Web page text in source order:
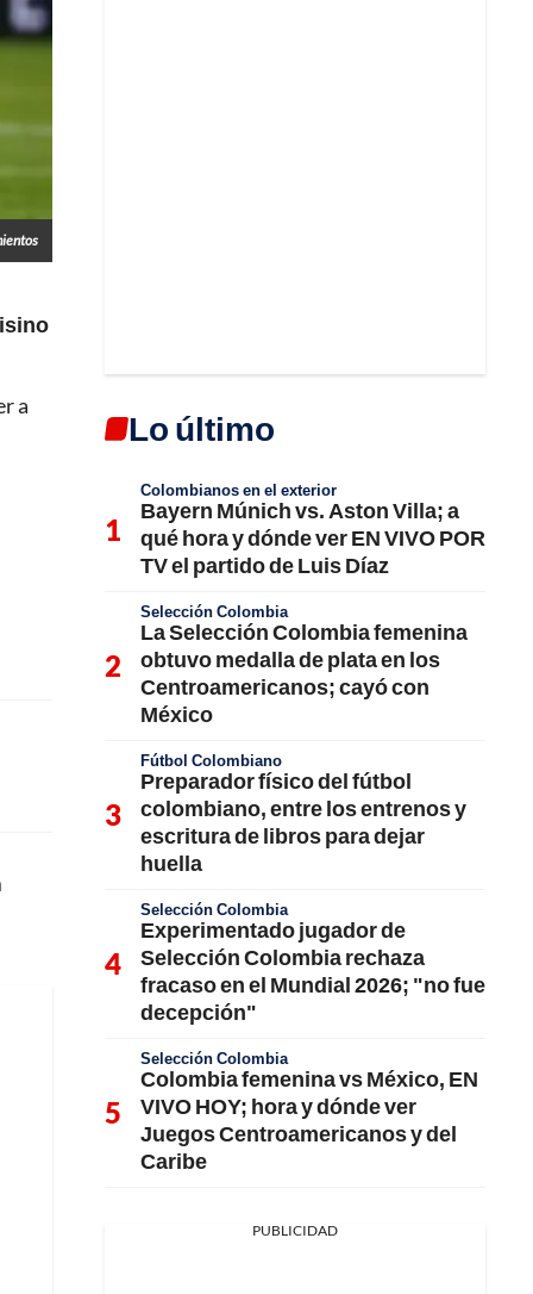
a
Lo último
Colombianos en el exterior
Bayern Múnich vs. Aston Villa; a
qué hora y dónde ver EN VIVO POR
TV el partido de Luis Díaz
Selección Colombia
La Selección Colombia femenina
obtuvo medalla de plata en los
Centroamericanos; cayó con
México
Fútbol Colombiano
Preparador físico del fútbol
colombiano, entre los entrenos y
escritura de libros para dejar
huella
Selección Colombia
Experimentado jugador de
Selección Colombia rechaza
fracaso en el Mundial 2026; "no fue
decepción"
Selección Colombia
Colombia femenina vs México, EN
VIVO HOY; hora y dónde ver
Juegos Centroamericanos y del
Caribe
PUBLICIDAD